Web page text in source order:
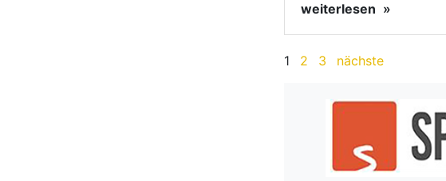
BREITENSPORT |
MEHRERE KATEGORIEN
MEHRERE KATEGORIEN |